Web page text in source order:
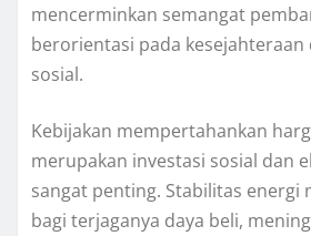
mencerminkan semangat
berorientasi pada kesejahteraan
sosial.
Kebijakan mempertahankan
merupakan investasi sosial dan
sangat penting. Stabilitas energi
bagi terjaganya daya beli,